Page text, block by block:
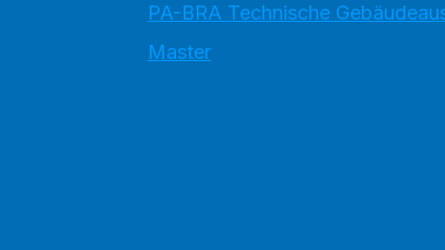
PA-BRA Technische
Master